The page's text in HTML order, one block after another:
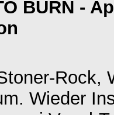
BURN -
Rock,
Wieder